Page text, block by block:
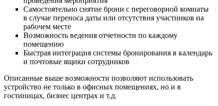
Самостоятельно снятие брони с переговорной комнаты
в случае переноса даты или отсутствия участников на
рабочем месте
Возможность ведения отчетности по каждому
помещению
Быстрая интеграция системы бронирования в календарь
и почтовые ящики сотрудников
Описанные выше возможности позволяют использовать
устройство не только в офисных помещениях, но и в
гостиницах, бизнес центрах и т.д.